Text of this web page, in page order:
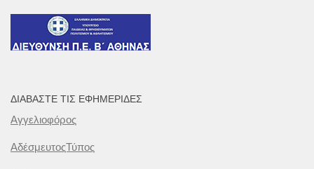
ΔΙΑΒΆΣΤΕ ΤΙΣ ΕΦΗΜΕΡΊΔΕΣ
Αγγελιοφόρος
ΑδέσμευτοςΤύπος